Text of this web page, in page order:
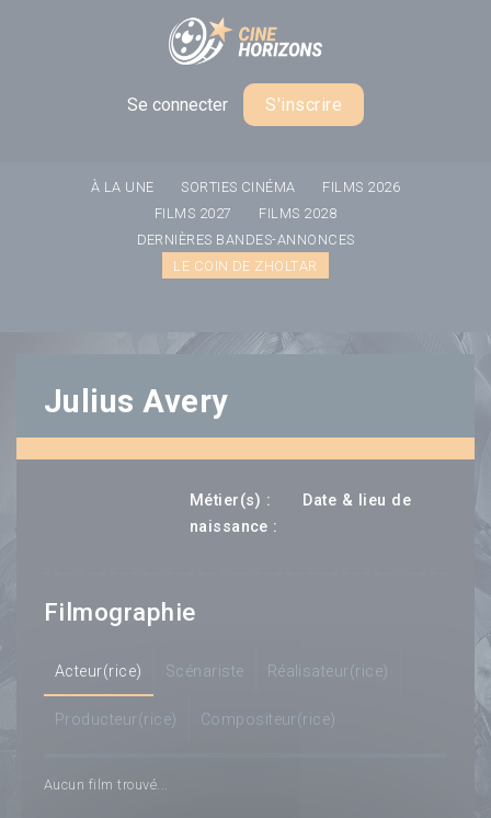
Se connecter S'inscrire
À LA UNE SORTIES CINÉMA
FILMS 2026
FILMS 2027
FILMS 2028
DERNIÈRES BANDES-ANNONCES
LE COIN DE ZHOLTAR
Julius Avery
Métier(s) :
Date & lieu de
naissance :
Filmographie
Acteur(rice) Scénariste Réalisateur(rice)
Producteur(rice) Compositeur(rice)
Aucun film trouvé...
Panneau de gestion des cookies